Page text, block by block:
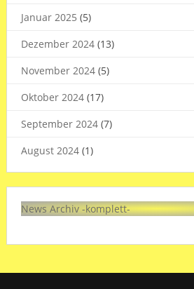
Januar 2025 (5)
Dezember 2024(13)
November 2024(5)
Oktober 2024(17)
September 2024(7)
August 2024(1)
News Archiv -komplett-